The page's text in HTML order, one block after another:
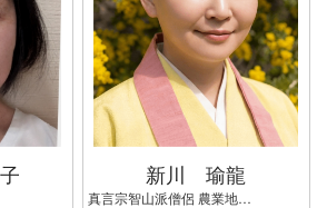
新川 瑜龍
真言宗智山派僧侶 農業地域保全団体 TErrA 代表 海洋散骨 巡海会 代表 経営者コンサルタント 元スタートアップ経営者